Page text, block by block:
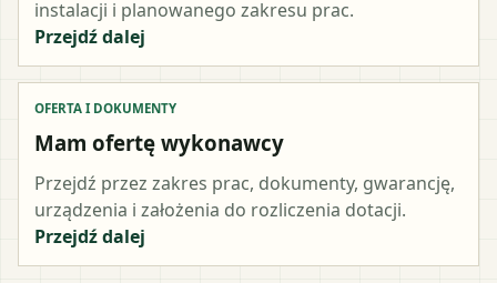
instalacji i planowanego zakresu prac.
Przejdź dalej
OFERTA I DOKUMENTY
Mam ofertę wykonawcy
Przejdź przez zakres prac, dokumenty, gwarancję,
urządzenia i założenia do rozliczenia dotacji.
Przejdź dalej